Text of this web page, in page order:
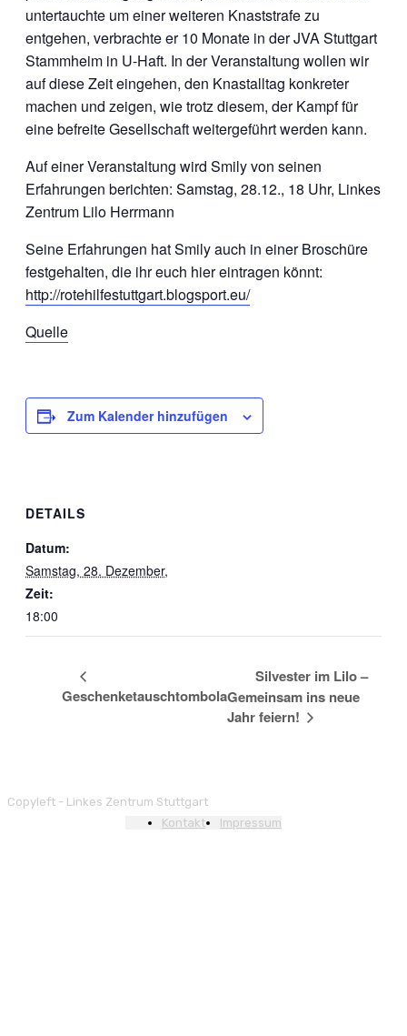
untertauchte um einer weiteren Knaststrafe zu
entgehen, verbrachte er 10 Monate in der JVA Stuttgart
Stammheim in U-Haft. In der Veranstaltung wollen wir
auf diese Zeit eingehen, den Knastalltag konkreter
machen und zeigen, wie trotz diesem, der Kampf für
eine befreite Gesellschaft weitergeführt werden kann.
Auf einer Veranstaltung wird Smily von seinen
Erfahrungen berichten: Samstag, 28.12., 18 Uhr, Linkes
Zentrum Lilo Herrmann
Seine Erfahrungen hat Smily auch in einer Broschüre
festgehalten, die ihr euch hier eintragen könnt:
http://rotehilfestuttgart.blogsport.eu/
Quelle
Zum Kalender hinzufügen
DETAILS
Datum:
Samstag, 28. Dezember,
Zeit:
18:00
Geschenketauschtombola
Silvester im Lilo –
Gemeinsam ins neue
Jahr feiern!
Copyleft - Linkes Zentrum Stuttgart
Kontakt
Impressum